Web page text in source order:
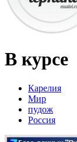
В курсе
Карелия
Мир
пудож
Россия